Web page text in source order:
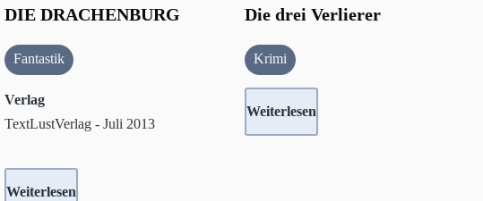
DIE DRACHENBURG
Fantastik
Verlag
TextLustVerlag - Juli 2013
Weiterlesen
Die drei Verlierer
Krimi
Weiterlesen